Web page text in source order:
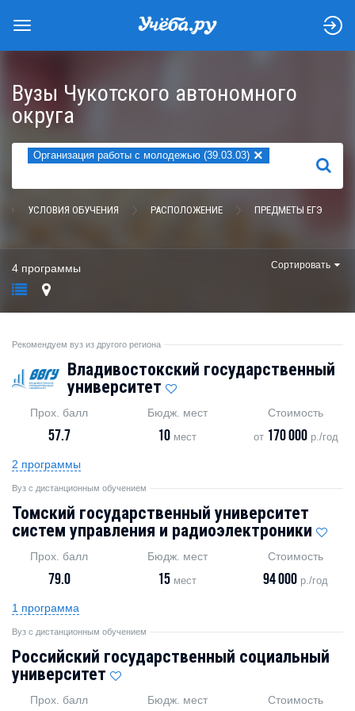
Вузы Чукотского автономного
округа
Организация работы с молодежью (39.03.03) ×
НАЙТИ
УСЛОВИЯ ОБУЧЕНИЯ РАСПОЛОЖЕНИЕ ПРЕДМЕТЫ ЕГЭ
4 программы Сортировать
Рекомендуем вуз из другого региона
Владивостокский государственный
университет
Прох. балл
57.7
Бюдж. мест
10 мест
Стоимость
от 170 000р./год
2 программы
Вуз с дистанционным обучением
Томский государственный университет
систем управления и радиоэлектроники
Прох. балл
79.0
Бюдж. мест
15 мест
Стоимость
94 000 р./год
1 программа
Вуз с дистанционным обучением
Российский государственный социальный
университет
Прох. балл Бюдж. мест Стоимость